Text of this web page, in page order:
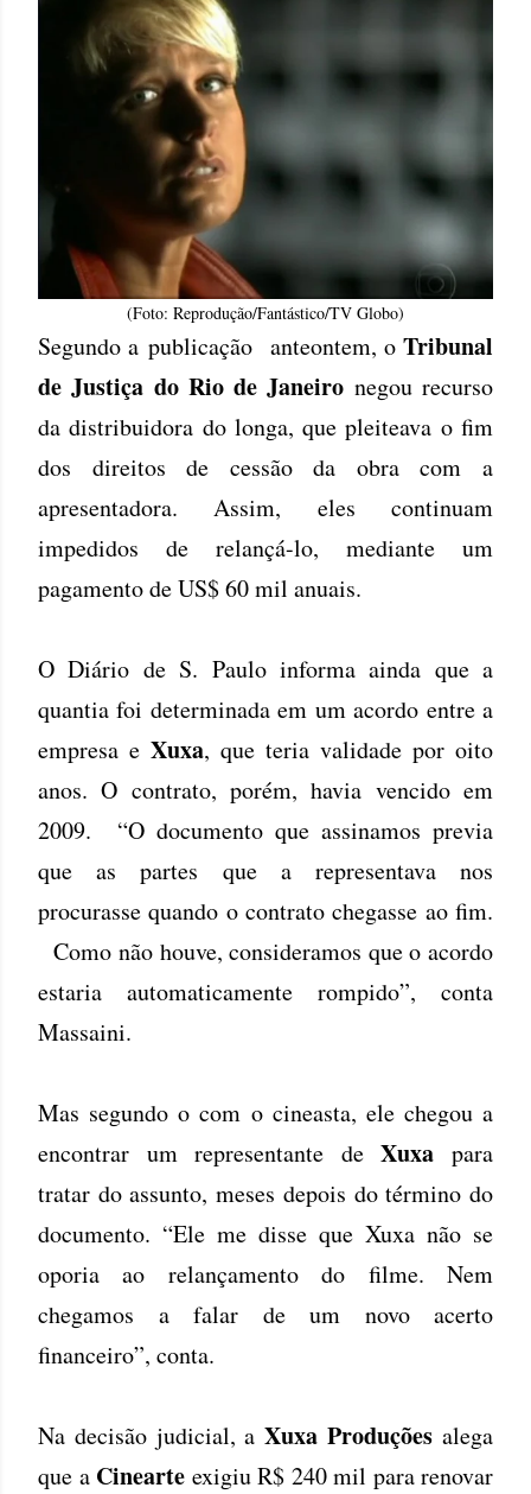
(Foto: Reprodução/Fantástico/TV Globo)
Segundo a publicação anteontem, o Tribunal
de Justiça do Rio de Janeiro negou recurso
da distribuidora do longa, que pleiteava o fim
dos direitos de cessão da obra com a
apresentadora. Assim, eles continuam
impedidos de relançá-lo, mediante um
pagamento de US$ 60 mil anuais.
O Diário de S. Paulo informa ainda que a
quantia foi determinada em um acordo entre a
empresa e Xuxa, que teria validade por oito
anos. O contrato, porém, havia vencido em
2009. “O documento que assinamos previa
que as partes que a representava nos
procurasse quando o contrato chegasse ao fim.
Como não houve, consideramos que o acordo
estaria automaticamente rompido”, conta
Massaini.
Mas segundo o com o cineasta, ele chegou a
encontrar um representante deXuxa para
tratar do assunto, meses depois do término do
documento. “Ele me disse que Xuxa não se
oporia ao relançamento do filme. Nem
chegamos a falar de um novo acerto
financeiro”, conta.
Na decisão judicial, aXuxa Produçõesalega
que a Cinearte exigiu R$ 240 mil para renovar